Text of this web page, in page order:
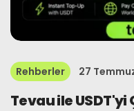
Rehberler 27
Tevau ile